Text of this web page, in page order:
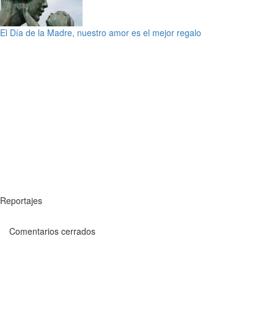
El Día de la Madre, nuestro amor es el mejor regalo
Reportajes
Comentarios cerrados